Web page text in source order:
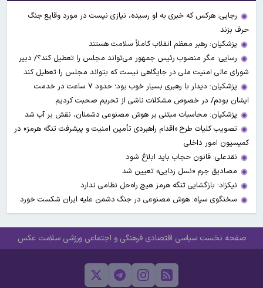
رجایی: هرکس که خبری به او رسیده، نیازی نیست در مورد وقایع جنگ
حرف بزند
پزشکیان: رهبر معظم انقلاب کاملاً سلامت هستند
رسایی: مگر منصوب رئیس جمهور می‌تواند مجلس را تعطیل کند؟/ دبیر
شورای عالی امنیت ملی در جایگاهی نیست که بتواند مجلس را تعطیل کند
پزشکیان: دیدار با رهبری بسیار خوب بود؛ حدود ۷ ساعت در خدمت
ایشان بودم/ در خصوص مشکلات ناشی از تحریم صحبت کردیم
پزشکیان: محاسبات مبتنی بر هوش مصنوعی دشمنان، نقش بر آب شد
تصویب کلیات طرح «اقدام راهبردی تأمین امنیت و پیشرفت تنگه هرمز» در
کمیسیون امور داخلی
نقدعلی: قانون حجاب باید ابلاغ شود
مصادیق جرم «نسل زدایی» تعیین شد
نیکزاد: بازگشایی تنگه هرمز هیچ راه‌حل نظامی ندارد
سخنگوی سپاه: هوش مصنوعی در جنگ دشمن علیه ایران شکست خورد
صفحه نخست سیاسی اقتصادی فرهنگی و اجتماعی ورزشی سلامت عکس